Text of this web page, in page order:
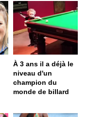
À 3 ans il a déjà le
niveau d'un
champion du
monde de billard